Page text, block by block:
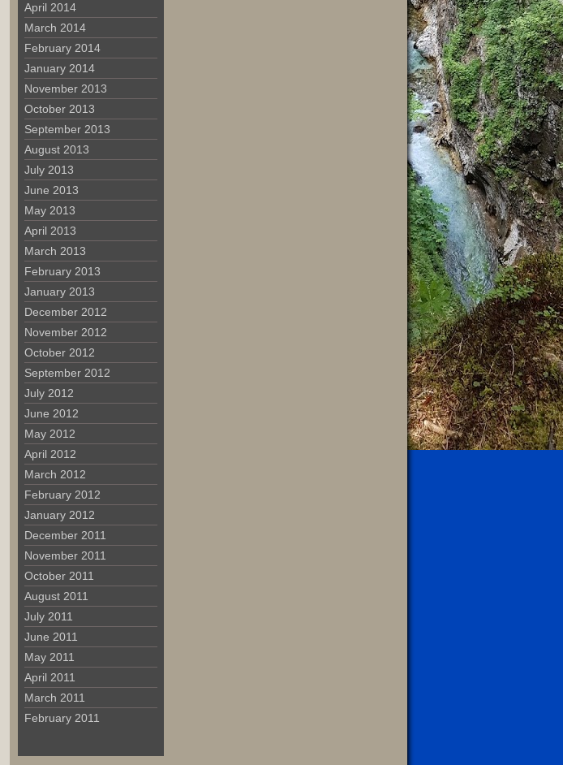
April 2014
March 2014
February 2014
January 2014
November 2013
October 2013
September 2013
August 2013
July 2013
June 2013
May 2013
April 2013
March 2013
February 2013
January 2013
December 2012
November 2012
October 2012
September 2012
July 2012
June 2012
May 2012
April 2012
March 2012
February 2012
January 2012
December 2011
November 2011
October 2011
August 2011
July 2011
June 2011
May 2011
April 2011
March 2011
February 2011